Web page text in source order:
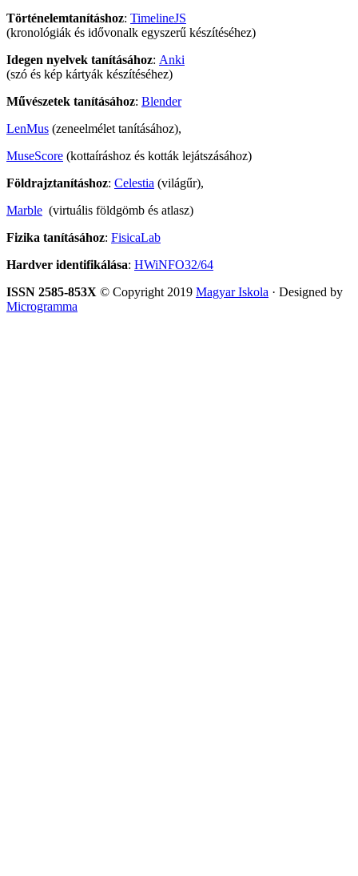
Történelemtanításhoz: TimelineJS
(kronológiák és idővonalk egyszerű készítéséhez)
Idegen nyelvek tanításához: Anki
(szó és kép kártyák készítéséhez)
Művészetek tanításához: Blender
LenMus (zeneelmélet tanításához),
MuseScore (kottaíráshoz és kották lejátszásához)
Földrajztanításhoz: Celestia (világűr),
Marble (virtuális földgömb és atlasz)
Fizika tanításához: FisicaLab
Hardver identifikálása: HWiNFO32/64
ISSN 2585-853X © Copyright 2019 Magyar Iskola · Designed by
Microgramma